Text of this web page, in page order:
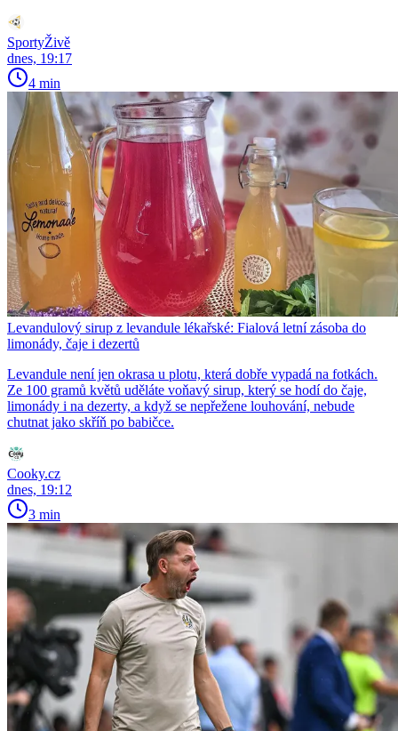
SportyŽivě
dnes, 19:17
4 min
Levandulový sirup z levandule lékařské: Fialová letní zásoba do
limonády, čaje i dezertů
Levandule není jen okrasa u plotu, která dobře vypadá na fotkách.
Ze 100 gramů květů uděláte voňavý sirup, který se hodí do čaje,
limonády i na dezerty, a když se nepřežene louhování, nebude
chutnat jako skříň po babičce.
Cooky.cz
dnes, 19:12
3 min